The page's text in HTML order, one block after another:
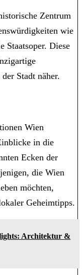
Zentrum
wie
Staatsoper. Diese
Stadt näher.
Wien
in die
Ecken der
die Wien
möchten,
Geheimtipps.
Architektur &